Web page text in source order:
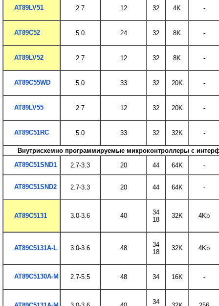
AT89LV51 2.7 12 32 4K -
AT89C52 5.0 24 32 8K -
AT89LV52 2.7 12 32 8K -
AT89C55WD 5.0 33 32 20K -
AT89LV55 2.7 12 32 20K -
AT89C51RC 5.0 33 32 32K -
Внутрисхемно программируемые микроконтроллеры с
AT89C51SND1
2.7-3.3 20 44 64K -
AT89C51SND2 2.7-3.3 20 44 64K -
AT89C5131 3.0-3.6 40
34
18
32K 4Kb
AT89C5131A-L 3.0-3.6 48
34
18
32K 4Kb
AT89C5130A-M 2.7-5.5 48 34 16K -
34